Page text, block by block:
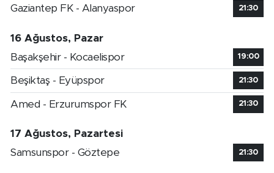
Gaziantep FK - Alanyaspor 21:30
16 Ağustos, Pazar
Başakşehir - Kocaelispor
19:00
Beşiktaş - Eyüpspor 21:30
Amed - Erzurumspor FK 21:30
17 Ağustos, Pazartesi
Samsunspor - Göztepe
21:30